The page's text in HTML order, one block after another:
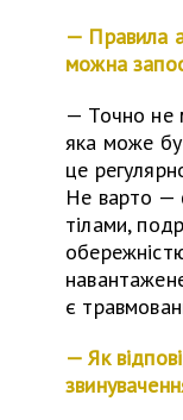
— Правила
можна
— Точно не
яка може
це
Не варто —
тілами,
є
— Як